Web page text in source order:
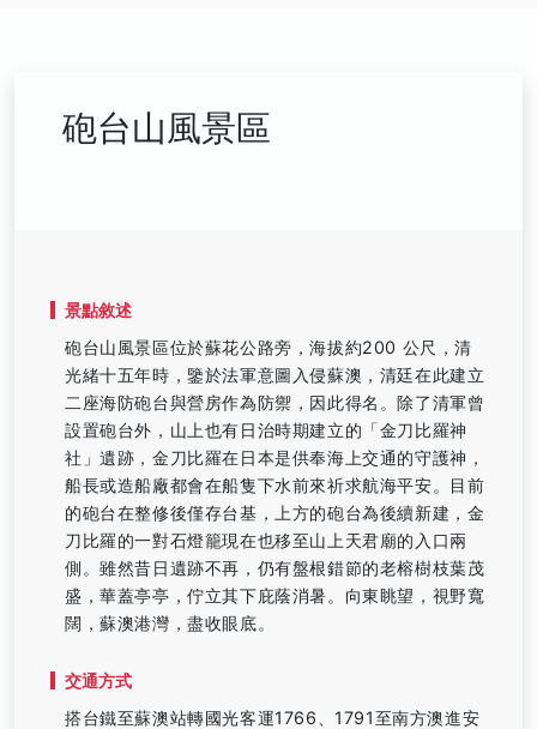
砲台山風景區
景點敘述
砲台山風景區位於蘇花公路旁，海拔約200 公尺，清
光緒十五年時，鑒於法軍意圖入侵蘇澳，清廷在此建立
二座海防砲台與營房作為防禦，因此得名。除了清軍曾
設置砲台外，山上也有日治時期建立的「金刀比羅神
社」遺跡，金刀比羅在日本是供奉海上交通的守護神，
船長或造船廠都會在船隻下水前來祈求航海平安。目前
的砲台在整修後僅存台基，上方的砲台為後續新建，金
刀比羅的一對石燈籠現在也移至山上天君廟的入口兩
側。雖然昔日遺跡不再，仍有盤根錯節的老榕樹枝葉茂
盛，華蓋亭亭，佇立其下庇蔭消暑。向東眺望，視野寬
闊，蘇澳港灣，盡收眼底。
交通方式
搭台鐵至蘇澳站轉國光客運1766、1791至南方澳進安